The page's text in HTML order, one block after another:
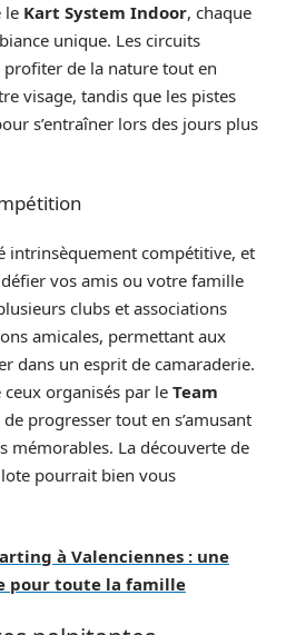
le Kart System Indoor, chaque
unique. Les circuits
de la nature tout en
visage, tandis que les pistes
s’entraîner lors des jours plus
intrinsèquement compétitive, et
vos amis ou votre famille
clubs et associations
amicales, permettant aux
dans un esprit de camaraderie.
organisés par le Team
de progresser tout en s’amusant
mémorables. La découverte de
pourrait bien vous
à Valenciennes : une
pour toute la famille